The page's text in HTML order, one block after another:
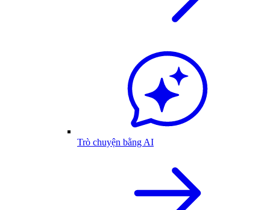
Trò chuyện bằng AI